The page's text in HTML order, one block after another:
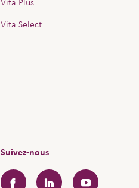
Vita Select
Suivez-nous
FacebookLinkedInYouTube